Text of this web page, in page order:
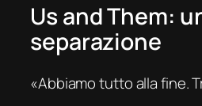
Us and Them:
separazione
«Abbiamo tutto alla fine.